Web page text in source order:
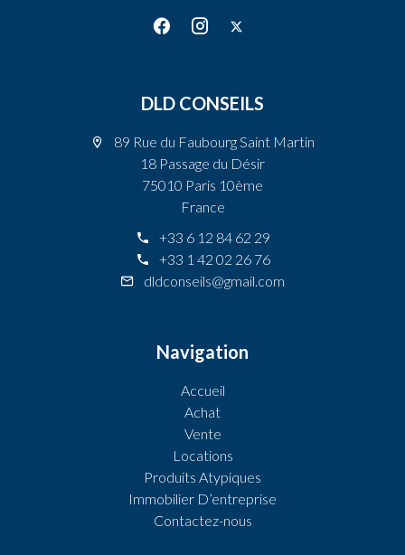
DLD CONSEILS
89 Rue du Faubourg Saint Martin
18 Passage du Désir
75010 Paris 10ème
France
+33 6 12 84 62 29
+33 1 42 02 26 76
dldconseils@gmail.com
Navigation
Accueil
Achat
Vente
Locations
Produits Atypiques
Immobilier D’entreprise
Contactez-nous